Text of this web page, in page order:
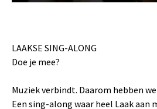
LAAKSE SING-ALONG
Doe je mee?
Muziek verbindt. Daarom hebben
Een sing-along waar heel Laak aan